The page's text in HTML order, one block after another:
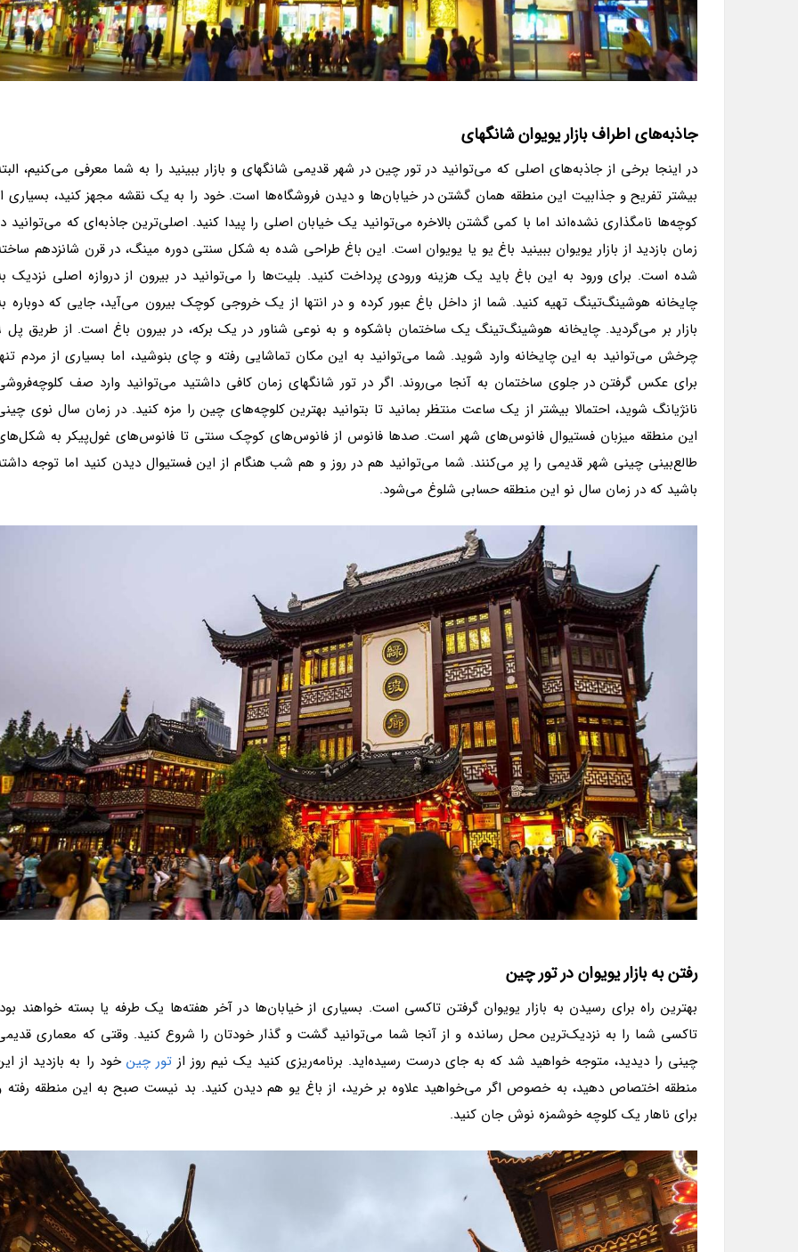
جاذبه‌های اطراف بازار یویوان شانگهای
در اینجا برخی از جاذبه‌های اصلی که می‌توانید در تور چین در شهر قدیمی شانگهای و بازار ببینید را به شما معرفی می‌کنیم،
بیشتر تفریح و جذابیت این منطقه همان گشتن در خیابان‌ها و دیدن فروشگاه‌ها است. خود را به یک نقشه مجهز کنید، بسیاری
کوچه‌ها نامگذاری نشده‌اند اما با کمی گشتن بالاخره می‌توانید یک خیابان اصلی را پیدا کنید. اصلی‌ترین جاذبه‌ای که می‌توانید
زمان بازدید از بازار یویوان ببینید باغ یو یا یویوان است. این باغ طراحی شده به شکل سنتی دوره مینگ، در قرن شانزدهم
شده است. برای ورود به این باغ باید یک هزینه ورودی پرداخت کنید. بلیت‌ها را می‌توانید در بیرون از دروازه اصلی نزدیک
چایخانه هوشینگ‌تینگ تهیه کنید. شما از داخل باغ عبور کرده و در انتها از یک خروجی کوچک بیرون می‌آید، جایی که دوباره
بازار بر می‌گردید.
چرخش می‌توانید به این چایخانه وارد شوید. شما می‌توانید به این مکان تماشایی رفته و چای بنوشید، اما بسیاری از مردم
برای عکس گرفتن در جلوی ساختمان به آنجا می‌روند. اگر در تور شانگهای زمان کافی داشتید می‌توانید وارد صف
نانژیانگ شوید، احتمالا بیشتر از یک ساعت منتظر بمانید تا بتوانید بهترین کلوچه‌های چین را مزه کنید. در زمان سال نوی
این منطقه میزبان فستیوال فانوس‌های شهر است. صدها فانوس از فانوس‌های کوچک سنتی تا فانوس‌های غول‌پیکر به
طالع‌بینی چینی شهر قدیمی را پر می‌کنند. شما می‌توانید هم در روز و هم شب هنگام از این فستیوال دیدن کنید اما توجه
باشید که در زمان سال نو این منطقه حسابی شلوغ می‌شود.
رفتن به بازار یویوان در تور چین
بهترین راه برای رسیدن به بازار یویوان گرفتن تاکسی است. بسیاری از خیابان‌ها در آخر هفته‌ها یک طرفه یا بسته خواهند
تاکسی شما را به نزدیک‌ترین محل رسانده و از آنجا شما می‌توانید گشت و گذار خودتان را شروع کنید. وقتی که معماری
چینی را دیدید، متوجه خواهید شد که به جای درست رسیده‌اید. برنامه‌ریزی کنید یک نیم روز ازتور چین خود را به بازدید از
منطقه اختصاص دهید، به خصوص اگر می‌خواهید علاوه بر خرید، از باغ یو هم دیدن کنید. بد نیست صبح به این منطقه رفته
برای ناهار یک کلوچه خوشمزه نوش جان کنید.